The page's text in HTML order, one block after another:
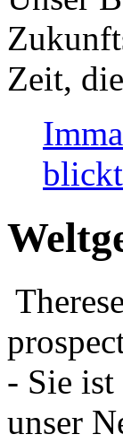
Zeit,
- Sie
unser